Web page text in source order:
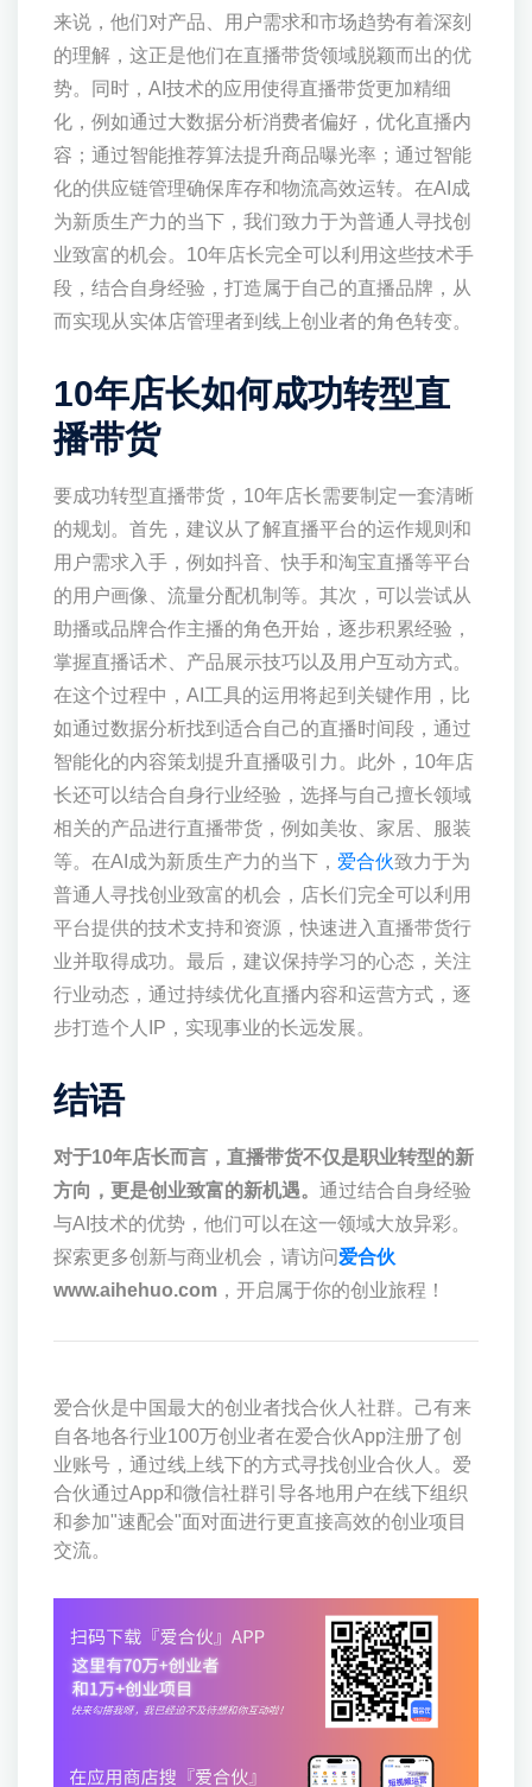
来说，他们对产品、用户需求和市场趋势有着深刻
的理解，这正是他们在直播带货领域脱颖而出的优
势。同时，AI技术的应用使得直播带货更加精细
化，例如通过大数据分析消费者偏好，优化直播内
容；通过智能推荐算法提升商品曝光率；通过智能
化的供应链管理确保库存和物流高效运转。在AI成
为新质生产力的当下，我们致力于为普通人寻找创
业致富的机会。10年店长完全可以利用这些技术手
段，结合自身经验，打造属于自己的直播品牌，从
而实现从实体店管理者到线上创业者的角色转变。
10年店长如何成功转型直
播带货
要成功转型直播带货，10年店长需要制定一套清晰
的规划。首先，建议从了解直播平台的运作规则和
用户需求入手，例如抖音、快手和淘宝直播等平台
的用户画像、流量分配机制等。其次，可以尝试从
助播或品牌合作主播的角色开始，逐步积累经验，
掌握直播话术、产品展示技巧以及用户互动方式。
在这个过程中，AI工具的运用将起到关键作用，比
如通过数据分析找到适合自己的直播时间段，通过
智能化的内容策划提升直播吸引力。此外，10年店
长还可以结合自身行业经验，选择与自己擅长领域
相关的产品进行直播带货，例如美妆、家居、服装
等。在AI成为新质生产力的当下， 爱合伙致力于为
普通人寻找创业致富的机会，店长们完全可以利用
平台提供的技术支持和资源，快速进入直播带货行
业并取得成功。最后，建议保持学习的心态，关注
行业动态，通过持续优化直播内容和运营方式，逐
步打造个人IP，实现事业的长远发展。
结语
对于10年店长而言，直播带货不仅是职业转型的新
方向，更是创业致富的新机遇。 通过结合自身经验
与AI技术的优势，他们可以在这一领域大放异彩。
探索更多创新与商业机会，请访问 爱合伙
www.aihehuo.com ，开启属于你的创业旅程！
爱合伙是中国最大的创业者找合伙人社群。己有来
自各地各行业100万创业者在爱合伙App注册了创
业账号，通过线上线下的方式寻找创业合伙人。爱
合伙通过App和微信社群引导各地用户在线下组织
和参加"速配会"面对面进行更直接高效的创业项目
交流。